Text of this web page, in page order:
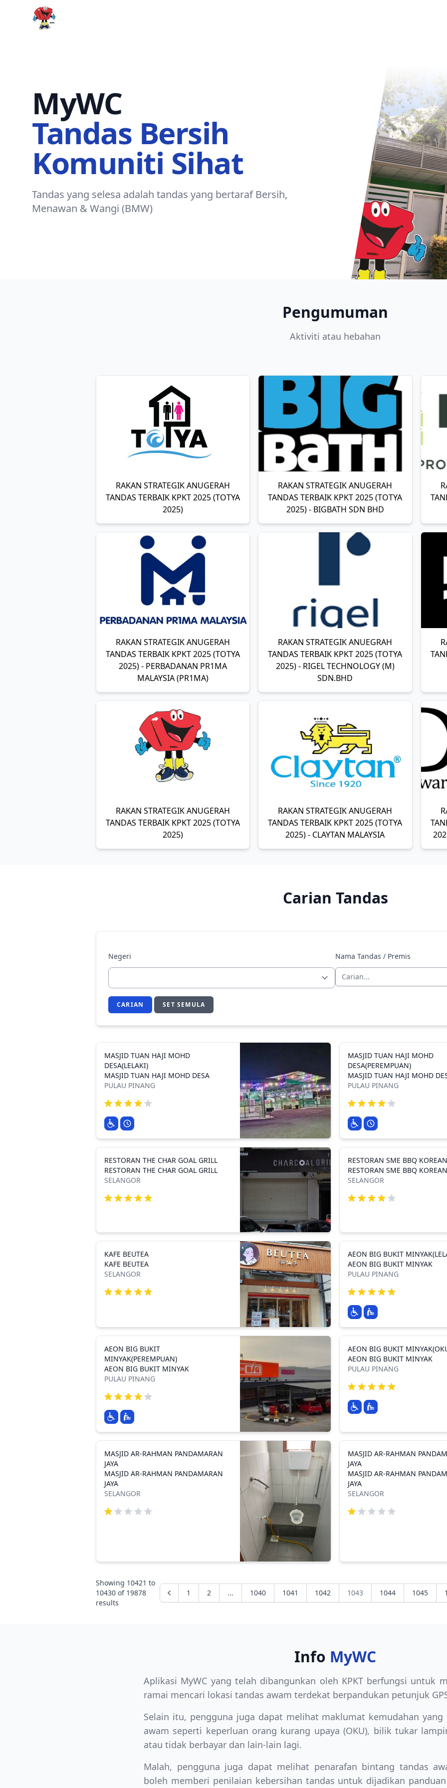
MyWC
MyWC
Tandas Bersih
Komuniti Sihat
Tandas yang selesa adalah tandas yang bertaraf Bersih,
Menawan & Wangi (BMW)
Pengumuman
Aktiviti atau hebahan
RAKAN STRATEGIK ANUGERAH
TANDAS TERBAIK KPKT 2025 (TOTYA
2025)
RAKAN STRATEGIK ANUGERAH
TANDAS TERBAIK KPKT 2025 (TOTYA
2025) - BIGBATH SDN BHD
RAKAN STRATEGIK ANUGERAH
TANDAS TERBAIK KPKT 2025 (TOTYA
2025) - PERBADANAN PR1MA
MALAYSIA (PR1MA)
RAKAN STRATEGIK ANUEGRAH
TANDAS TERBAIK KPKT 2025 (TOTYA
2025) - RIGEL TECHNOLOGY (M)
SDN.BHD
RAKAN STRATEGIK ANUGERAH
TANDAS TERBAIK KPKT 2025 (TOTYA
2025)
RAKAN STRATEGIK ANUGERAH
TANDAS TERBAIK KPKT 2025 (TOTYA
2025) - CLAYTAN MALAYSIA
Carian Tandas
Negeri Nama Tandas / Premis
CARIAN SET SEMULA
MASJID TUAN HAJI MOHD
DESA(LELAKI)
MASJID TUAN HAJI MOHD DESA
PULAU PINANG
MASJID TUAN HAJI MOHD
DESA(PEREMPUAN)
MASJID TUAN HAJI MOHD
PULAU PINANG
RESTORAN THE CHAR GOAL GRILL
RESTORAN THE CHAR GOAL GRILL
SELANGOR
RESTORAN SME BBQ KOREAN
RESTORAN SME BBQ KOREAN
SELANGOR
KAFE BEUTEA
KAFE BEUTEA
SELANGOR
AEON BIG BUKIT
AEON BIG BUKIT MINYAK
PULAU PINANG
AEON BIG BUKIT
MINYAK(PEREMPUAN)
AEON BIG BUKIT MINYAK
PULAU PINANG
AEON BIG BUKIT
AEON BIG BUKIT MINYAK
PULAU PINANG
MASJID AR-RAHMAN PANDAMARAN
JAYA
MASJID AR-RAHMAN PANDAMARAN
JAYA
SELANGOR
MASJID AR-RAHMAN
JAYA
MASJID AR-RAHMAN
JAYA
SELANGOR
Showing 10421 to
10430 of 19878
results
1 2 ... 1040 1041 1042 1043 1044 1045
Info MyWC
Aplikasi MyWC yang telah dibangunkan oleh KPKT berfungsi untuk
ramai mencari lokasi tandas awam terdekat berpandukan petunjuk
Selain itu, pengguna juga dapat melihat maklumat kemudahan
awam seperti keperluan orang kurang upaya (OKU), bilik tukar
atau tidak berbayar dan lain-lain lagi.
Malah, pengguna juga dapat melihat penarafan bintang tandas
boleh memberi penilaian kebersihan tandas untuk dijadikan